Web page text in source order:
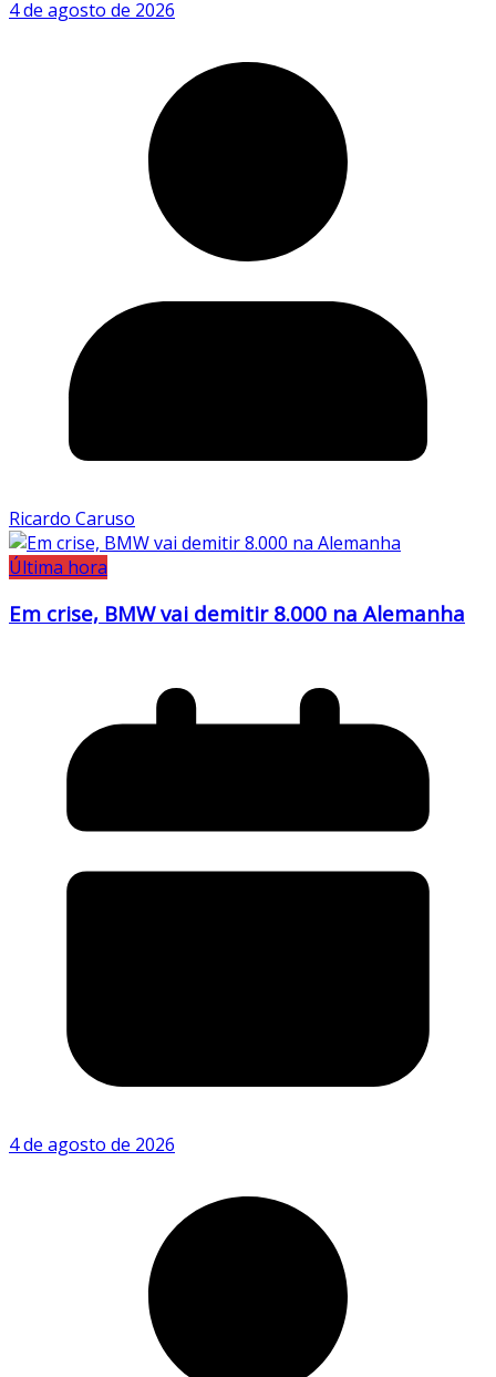
4 de agosto de 2026
Ricardo Caruso
Última hora
Em crise, BMW vai demitir 8.000 na Alemanha
4 de agosto de 2026